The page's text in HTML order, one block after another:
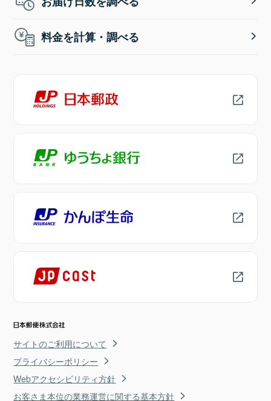
料金を計算・調べる
サイトのご利用について
プライバシーポリシー
Webアクセシビリティ方針
お客さま本位の業務運営に関する基本方針